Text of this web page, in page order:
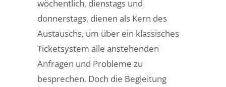
wöchentlich, dienstags und
donnerstags, dienen als Kern des
Austauschs, um über ein klassisches
Ticketsystem alle anstehenden
Anfragen und Probleme zu
besprechen. Doch die Begleitung